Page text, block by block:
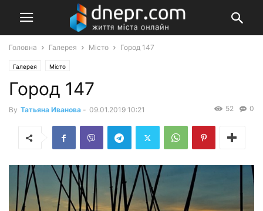
Головна Галерея Місто Город 147
Галерея Місто
Город 147
By Татьяна Иванова - 09.01.2019 10:21 0
52